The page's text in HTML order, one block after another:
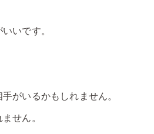
いです。
がいるかもしれません。
せん。